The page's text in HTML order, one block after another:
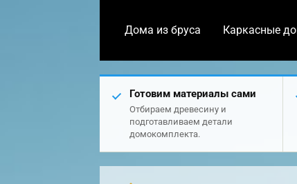
Дома из бруса Каркасные
Готовим материалы сами
Отбираем древесину и
подготавливаем детали
домокомплекта.